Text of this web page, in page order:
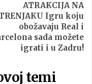
ATRAKCIJA NA
Igru koju
obožavaju Real i
sada možete
igrati i u Zadru!
temi